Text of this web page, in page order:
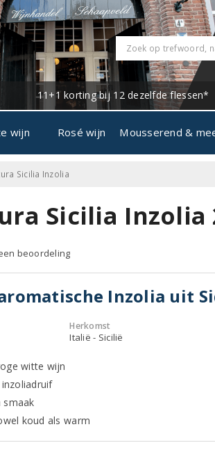
11+1 korting bij 12 dezelfde flessen*
wijn Rosé wijn Mousserend &
Sicilia Inzolia
Sicilia Inzolia
beoordeling
Inzolia uit
Herkomst
Italië - Sicilië
witte wijn
smaak
koud als warm